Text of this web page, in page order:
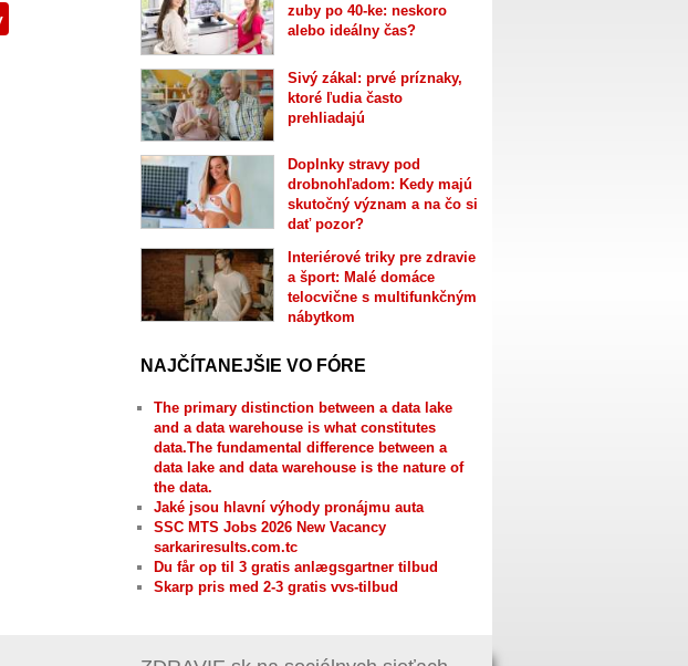
zuby po 40-ke: neskoro
alebo ideálny čas?
Sivý zákal: prvé príznaky,
ktoré ľudia často
prehliadajú
Doplnky stravy pod
drobnohľadom: Kedy majú
skutočný význam a na čo si
dať pozor?
Interiérové triky pre zdravie
a šport: Malé domáce
telocvične s multifunkčným
nábytkom
NAJČÍTANEJŠIE VO FÓRE
The primary distinction between a data lake
and a data warehouse is what constitutes
data.The fundamental difference between a
data lake and data warehouse is the nature of
the data.
Jaké jsou hlavní výhody pronájmu auta
SSC MTS Jobs 2026 New Vacancy
sarkariresults.com.tc
Du får op til 3 gratis anlægsgartner tilbud
Skarp pris med 2-3 gratis vvs-tilbud